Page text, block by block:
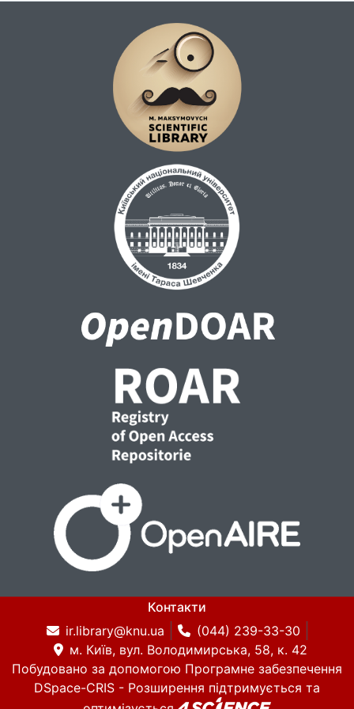
факультеті. З часу заснування кафедри
професором Костянтином Драпак і
досьогодні колектив викладачів (Микола
Павлюк, Магдалена Ласло-Кузюк, Стеліан
Груя Дан Хорія Мазілу, Іоан Ребошапка,
Микола Корсюк, Роман Петрашук, Марія
Хощук і Алена Біволаре та ін.) роблять вій
внесок в україністику, піднімають її
престиж і зміцнюють відносини між
Румунією та Україною.
Контакти
ir.library@knu.ua
(044) 239-33-30
м. Київ, вул. Володимирська, 58, к. 42
Побудовано за допомогою Програмне забезпечення
DSpace-CRIS - Розширення підтримується та